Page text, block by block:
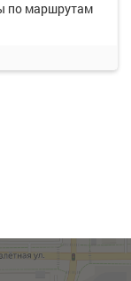
по маршрутам